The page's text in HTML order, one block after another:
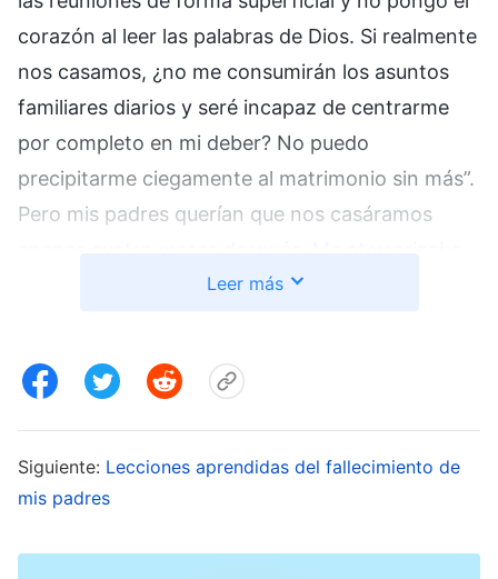
corazón al leer las palabras de Dios. Si realmente
nos casamos, ¿no me consumirán los asuntos
familiares diarios y seré incapaz de centrarme
por completo en mi deber? No puedo
precipitarme ciegamente al matrimonio sin más”.
Pero mis padres querían que nos casáramos
que el matrimonio arruinara de veras mi
muy difícil encontrar a alguien que me gustara y
no quería dejarlo ir. Además, él les caía muy bien
a mis padres y a mi abuela. Si no me casaba con
él, mis padres se llevarían una gran decepción y
Leer más
Siguiente: Lecciones aprendidas del fallecimiento de
mis padres